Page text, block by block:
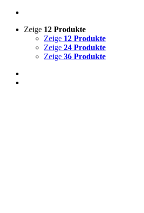
Zeige 12 Produkte
Zeige 12 Produkte
Zeige 24 Produkte
Zeige 36 Produkte